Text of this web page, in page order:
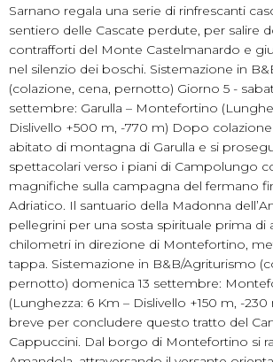
Sarnano regala una serie di rinfrescanti
sentiero delle Cascate perdute, per salire
contrafforti del Monte Castelmanardo e
nel silenzio dei boschi. Sistemazione in
(colazione, cena, pernotto) Giorno 5 -
settembre: Garulla – Montefortino
Dislivello +500 m, -770 m) Dopo
abitato di montagna di Garulla e si
spettacolari verso i piani di Campolungo
magnifiche sulla campagna del fermano
Adriatico. Il santuario della Madonna
pellegrini per una sosta spirituale prima di
chilometri in direzione di Montefortino,
tappa. Sistemazione in B&B/Agriturismo
pernotto) domenica 13 settembre:
(Lunghezza: 6 Km – Dislivello +150 m, -
breve per concludere questo tratto del
Cappuccini. Dal borgo di Montefortino si